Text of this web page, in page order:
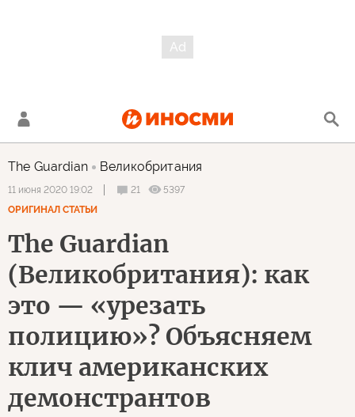
The Guardian Великобритания
11 июня 2020 19:02 21
5397
ОРИГИНАЛ СТАТЬИ
The Guardian
(Великобритания): как
это — «урезать
полицию»? Объясняем
клич американских
демонстрантов